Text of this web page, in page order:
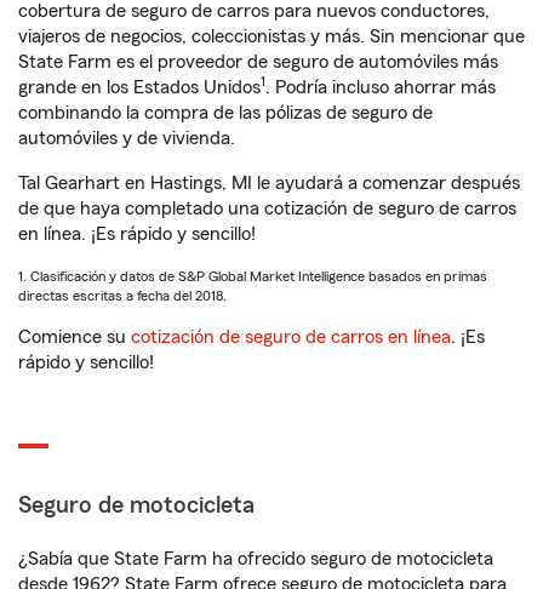
cobertura de seguro de carros para nuevos conductores,
viajeros de negocios, coleccionistas y más. Sin mencionar que
State Farm es el proveedor de seguro de automóviles más
grande en los Estados Unidos1. Podría incluso ahorrar más
combinando la compra de las pólizas de seguro de
automóviles y de vivienda.
Tal Gearhart en Hastings, MI le ayudará a comenzar después
de que haya completado una cotización de seguro de carros
en línea. ¡Es rápido y sencillo!
1. Clasificación y datos de S&P Global Market Intelligence basados en primas
directas escritas a fecha del 2018.
Comience su cotización de seguro de carros en línea. ¡Es
rápido y sencillo!
Seguro de motocicleta
¿Sabía que State Farm ha ofrecido seguro de motocicleta
desde 1962? State Farm ofrece seguro de motocicleta para